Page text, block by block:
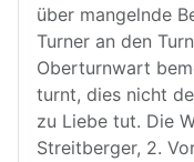
über mangelnde
Turner an den
Oberturnwart
turnt, dies nicht
zu Liebe tut. Die
Streitberger, 2.